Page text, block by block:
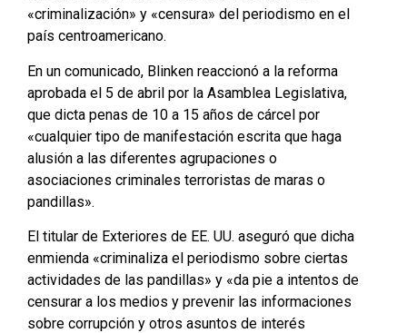
«criminalización» y «censura» del periodismo en el
país centroamericano.
En un comunicado, Blinken reaccionó a la reforma
aprobada el 5 de abril por la Asamblea Legislativa,
que dicta penas de 10 a 15 años de cárcel por
«cualquier tipo de manifestación escrita que haga
alusión a las diferentes agrupaciones o
asociaciones criminales terroristas de maras o
pandillas».
El titular de Exteriores de EE. UU. aseguró que dicha
enmienda «criminaliza el periodismo sobre ciertas
actividades de las pandillas» y «da pie a intentos de
censurar a los medios y prevenir las informaciones
sobre corrupción y otros asuntos de interés